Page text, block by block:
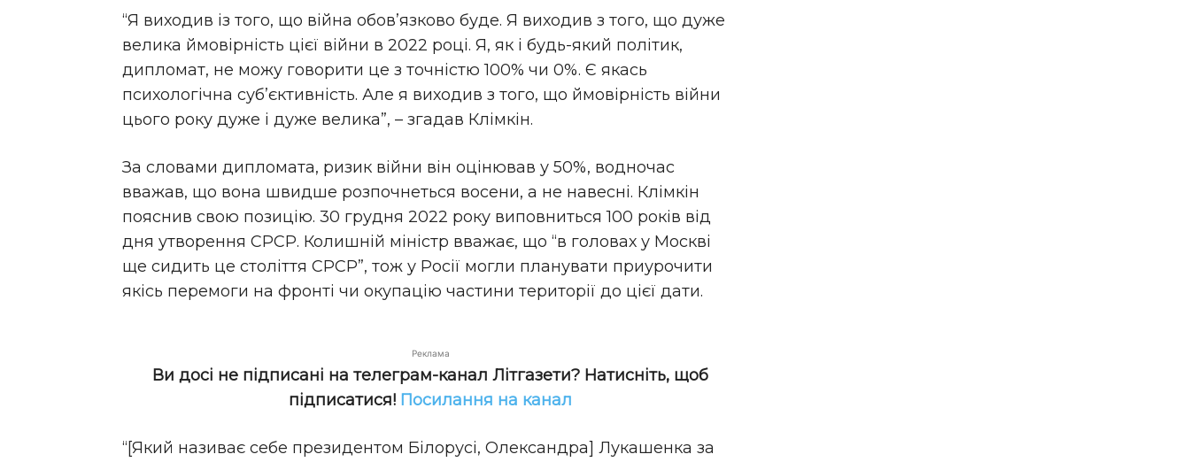
“Я виходив із того, що війна обов’язково буде. Я виходив з того, що дуже
велика ймовірність цієї війни в 2022 році. Я, як і будь-який політик,
дипломат, не можу говорити це з точністю 100% чи 0%. Є якась
психологічна суб’єктивність. Але я виходив з того, що ймовірність війни
цього року дуже і дуже велика”, – згадав Клімкін.
За словами дипломата, ризик війни він оцінював у 50%, водночас
вважав, що вона швидше розпочнеться восени, а не навесні. Клімкін
пояснив свою позицію. 30 грудня 2022 року виповниться 100 років від
дня утворення СРСР. Колишній міністр вважає, що “в головах у Москві
ще сидить це століття СРСР”, тож у Росії могли планувати приурочити
якісь перемоги на фронті чи окупацію частини території до цієї дати.
Реклама
Ви досі не підписані на телеграм-канал Літгазети? Натисніть, щоб
підписатися! Посилання на канал
“[Який називає себе президентом Білорусі, Олександра] Лукашенка за